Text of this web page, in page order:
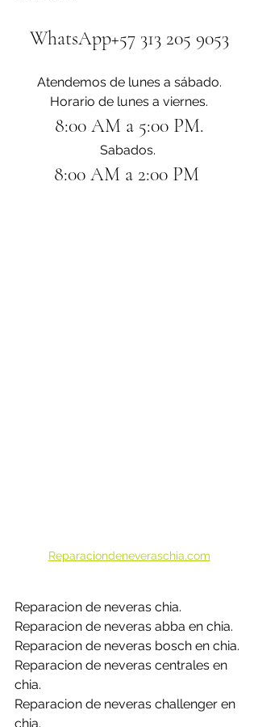
WhatsApp+57 313 205 9053
Atendemos de lunes a sábado.
Horario de lunes a viernes.
8:00 AM a 5:00 PM.
Sabados.
8:00 AM a 2:00 PM
Reparaciondeneveraschia.com
Reparacion de neveras chia.
Reparacion de neveras abba en chia.
Reparacion de neveras bosch en chia.
Reparacion de neveras centrales en
chia.
Reparacion de neveras challenger en
chia.